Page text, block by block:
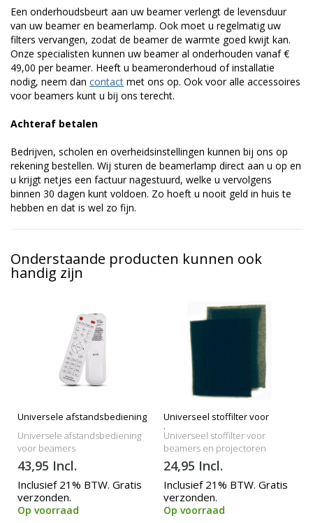
Een onderhoudsbeurt aan uw beamer verlengt de levensduur
van uw beamer en beamerlamp. Ook moet u regelmatig uw
filters vervangen, zodat de beamer de warmte goed kwijt kan.
Onze specialisten kunnen uw beamer al onderhouden vanaf €
49,00 per beamer. Heeft u beameronderhoud of installatie
nodig, neem dan contact met ons op. Ook voor alle accessoires
voor beamers kunt u bij ons terecht.
Achteraf betalen
Bedrijven, scholen en overheidsinstellingen kunnen bij ons op
rekening bestellen. Wij sturen de beamerlamp direct aan u op en
u krijgt netjes een factuur nagestuurd, welke u vervolgens
binnen 30 dagen kunt voldoen. Zo hoeft u nooit geld in huis te
hebben en dat is wel zo fijn.
Onderstaande producten kunnen ook
handig zijn
Universele afstandsbediening
Universele afstandsbediening
voor beamers
43,95 Incl.
Inclusief 21% BTW. Gratis
verzonden.
Op voorraad
Universeel stoffilter voor
beamers
Universeel stoffilter voor
beamers en projectoren
24,95 Incl.
Inclusief 21% BTW. Gratis
verzonden.
Op voorraad